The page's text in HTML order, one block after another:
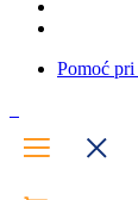
Pomoć